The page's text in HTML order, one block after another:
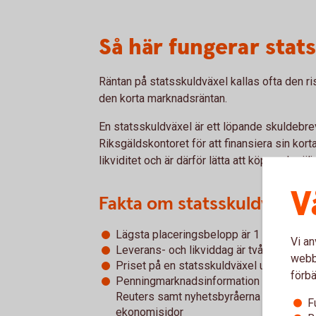
Så här fungerar
Räntan på statsskuldväxel kallas ofta den
den korta marknadsräntan.
En statsskuldväxel är ett löpande
Riksgäldskontoret för att finansiera sin
likviditet och är därför lätta att köpa och
Fakta om statsskuldväxlar
Lägsta placeringsbelopp är 1 miljon
Leverans- och likviddag är två vardagar
Priset på en statsskuldväxel uttrycks
Penningmarknadsinformation går ut
Reuters samt nyhetsbyråerna och
ekonomisidor
Vi